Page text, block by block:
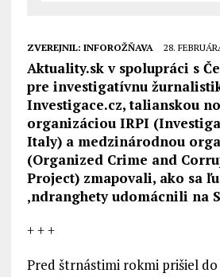
ZVEREJNIL: INFOROŽŇAVA 28.
Aktuality.sk v spolupráci s
pre investigatívnu
Investigace.cz, talianskou
organizáciou IRPI
Italy) a medzinárodnou
(Organized Crime and
Project) zmapovali, ako sa
‚ndranghety udomácnili na
+ + +
Pred štrnástimi rokmi prišiel